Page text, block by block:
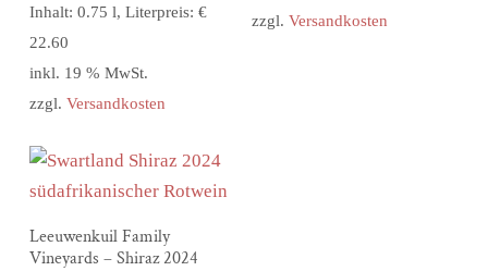
Inhalt: 0.75 l, Literpreis: €
22.60
inkl. 19 % MwSt.
zzgl. Versandkosten
zzgl.Versandkosten
In den Warenkorb
Leeuwenkuil Family
Vineyards – Shiraz 2024